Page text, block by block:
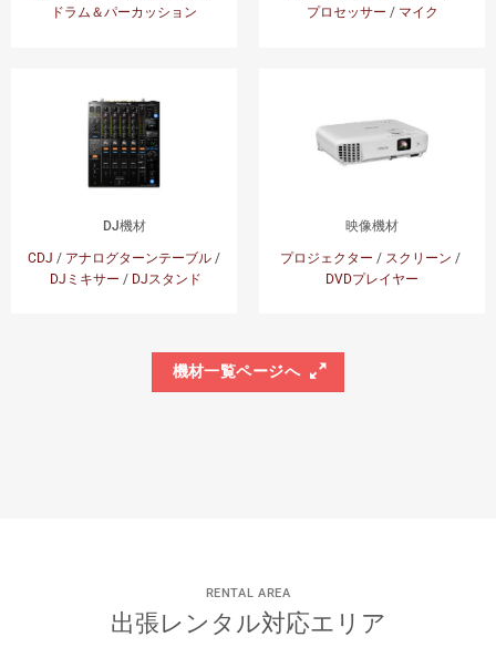
ドラム＆パーカッション
プロセッサー / マイク
DJ機材
CDJ / アナログターンテーブル /
DJミキサー / DJスタンド
映像機材
プロジェクター / スクリーン /
DVDプレイヤー
機材一覧ページへ
RENTAL AREA
出張レンタル対応エリア